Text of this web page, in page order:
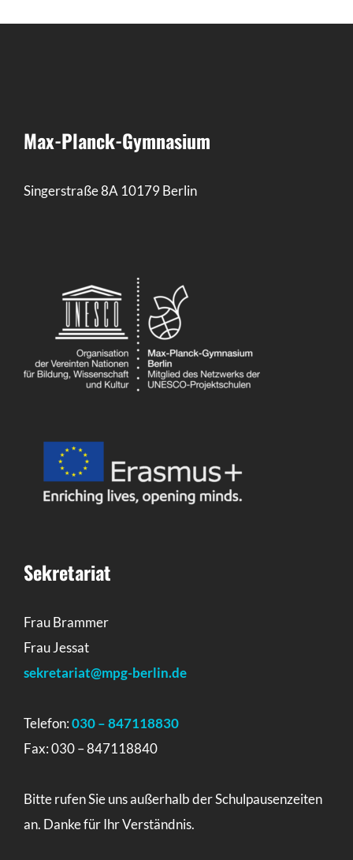
Max-Planck-Gymnasium
Singerstraße 8A 10179 Berlin
Sekretariat
Frau Brammer
Frau Jessat
sekretariat@mpg-berlin.de
Telefon:030 – 847118830
Fax: 030 – 847118840
Bitte rufen Sie uns außerhalb der Schulpausenzeiten
an. Danke für Ihr Verständnis.